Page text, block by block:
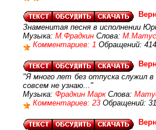
Знаменитая песня в исполнении
Музыка: М.Фрадкин Слова:
Комментариев: 1 Обращений:
"Я много лет без отпуска служил
совсем не узнаю..."
Музыка: Фрадкин МаркСлова:
Комментариев: 23 Обращений: